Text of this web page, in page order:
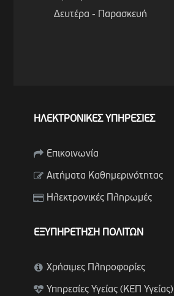
Δευτέρα - Παρασκευή
ΗΛΕΚΤΡΟΝΙΚΕΣ ΥΠΗΡΕΣΙΕΣ
Επικοινωνία
Αιτήματα Καθημερινότητας
Ηλεκτρονικές Πληρωμές
ΕΞΥΠΗΡΕΤΗΣΗ ΠΟΛΙΤΩΝ
Χρήσιμες Πληροφορίες
Υπηρεσίες Υγείας (ΚΕΠ Υγείας)